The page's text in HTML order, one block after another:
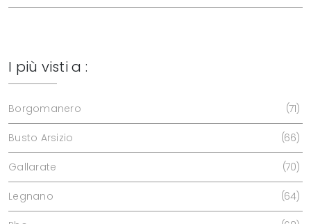
I più visti a :
Borgomanero 71
Busto Arsizio 66
Gallarate 70
Legnano 64